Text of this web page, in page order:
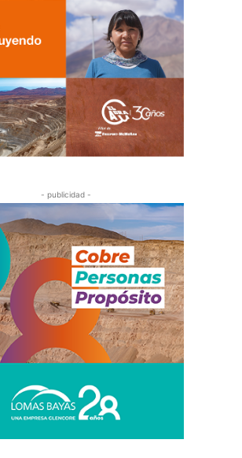
- publicidad -